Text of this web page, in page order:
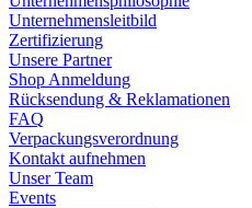
Unternehmensleitbild
Zertifizierung
Unsere Partner
Shop Anmeldung
Rücksendung & Reklamationen
FAQ
Verpackungsverordnung
Kontakt aufnehmen
Unser Team
Events